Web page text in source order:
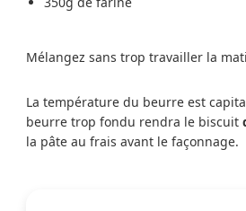
Mélangez sans trop travailler la
La température du beurre est
beurre trop fondu rendra le biscuit
la pâte au frais avant le façonnage.